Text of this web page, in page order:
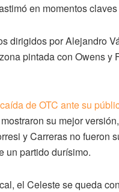
en momentos
dirigidos por Alejandro
pintada con Owens
su mejor
y Carreras no fueron
un partido durísimo.
el Celeste se queda